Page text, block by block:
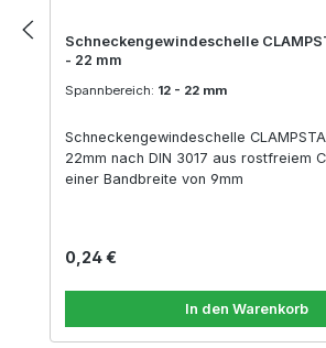
Schneckengewindeschelle
- 22 mm
Spannbereich: 12 - 22 mm
Schneckengewindeschelle
22mm nach DIN 3017 aus rostfreiem
einer Bandbreite von 9mm
Regulärer Preis:
0,24 €
In den Warenkorb